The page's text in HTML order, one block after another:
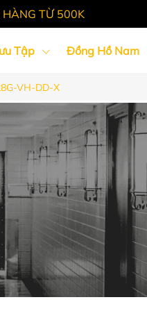
HÀNG TỪ 500K
Tập Đồng Hồ Nam
VH-DD-X